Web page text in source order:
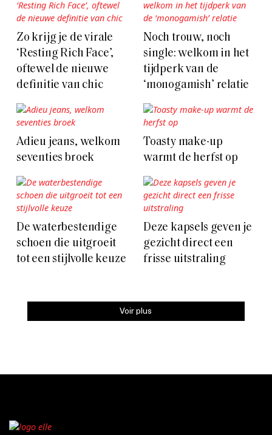
Zo krijg je de virale
‘Resting Rich Face’,
oftewel de nieuwe
definitie van chic
Noch trouw, noch
single: welkom in het
tijdperk van de
‘monogamish’ relatie
Adieu jeans, welkom
seventies broek
Toasty make-up
warmt de herfst op
De waterbestendige
schoen die uitgroeit
tot een stijlvolle keuze
Deze kapsels geven je
gezicht direct een
frisse uitstraling
Voir plus